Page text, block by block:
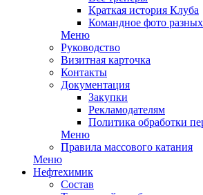
Краткая история Клуба
Командное фото
Меню
Руководство
Визитная карточка
Контакты
Документация
Закупки
Рекламодателям
Политика обработки
Меню
Правила массового катания
Меню
Нефтехимик
Состав